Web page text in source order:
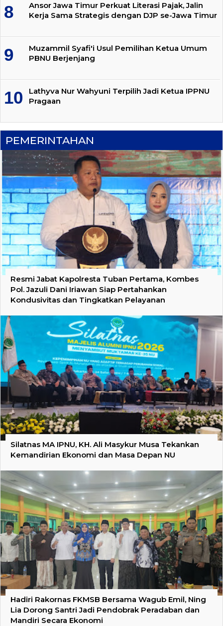
Ansor Jawa Timur Perkuat Literasi Pajak, Jalin
Kerja Sama Strategis dengan DJP se-Jawa Timur
Muzammil Syafi'i Usul Pemilihan Ketua Umum
PBNU Berjenjang
Lathyva Nur Wahyuni Terpilih Jadi Ketua IPPNU
Pragaan
PEMERINTAHAN
Resmi Jabat Kapolresta Tuban Pertama, Kombes
Pol. Jazuli Dani Iriawan Siap Pertahankan
Kondusivitas dan Tingkatkan Pelayanan
Silatnas MA IPNU, KH. Ali Masykur Musa Tekankan
Kemandirian Ekonomi dan Masa Depan NU
Hadiri Rakornas FKMSB Bersama Wagub Emil, Ning
Lia Dorong Santri Jadi Pendobrak Peradaban dan
Mandiri Secara Ekonomi